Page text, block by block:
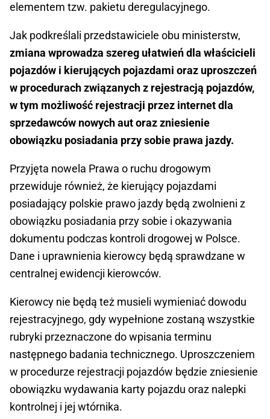
elementem tzw. pakietu deregulacyjnego.
Jak podkreślali przedstawiciele obu ministerstw,
zmiana wprowadza szereg ułatwień dla właścicieli
pojazdów i kierujących pojazdami oraz uproszczeń
w procedurach związanych z rejestracją pojazdów,
w tym możliwość rejestracji przez internet dla
sprzedawców nowych aut oraz zniesienie
obowiązku posiadania przy sobie prawa jazdy.
Przyjęta nowela Prawa o ruchu drogowym
przewiduje również, że kierujący pojazdami
posiadający polskie prawo jazdy będą zwolnieni z
obowiązku posiadania przy sobie i okazywania
dokumentu podczas kontroli drogowej w Polsce.
Dane i uprawnienia kierowcy będą sprawdzane w
centralnej ewidencji kierowców.
Kierowcy nie będą też musieli wymieniać dowodu
rejestracyjnego, gdy wypełnione zostaną wszystkie
rubryki przeznaczone do wpisania terminu
następnego badania technicznego. Uproszczeniem
w procedurze rejestracji pojazdów będzie zniesienie
obowiązku wydawania karty pojazdu oraz nalepki
kontrolnej i jej wtórnika.